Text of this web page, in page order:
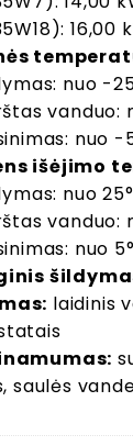
16,00
nuo -
vanduo:
nuo -
išėjimo
nuo
vanduo:
nuo
laidinis
saulės